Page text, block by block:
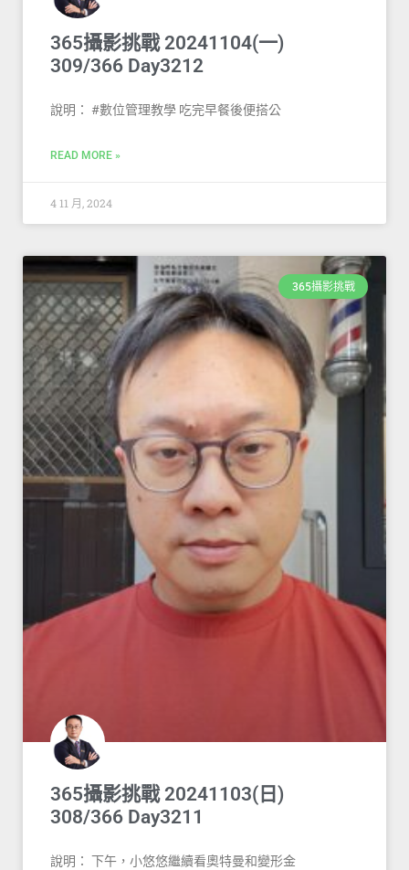
365攝影挑戰 20241104(一)
309/366 Day3212
說明： #數位管理教學 吃完早餐後便搭公
READ MORE »
4 11 月, 2024
365攝影挑戰
365攝影挑戰 20241103(日)
308/366 Day3211
說明： 下午，小悠悠繼續看奧特曼和變形金